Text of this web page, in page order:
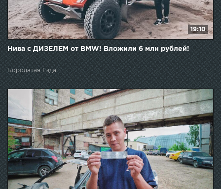
19:10
Нива с ДИЗЕЛЕМ от BMW! Вложили 6 млн рублей!
Бородатая Езда